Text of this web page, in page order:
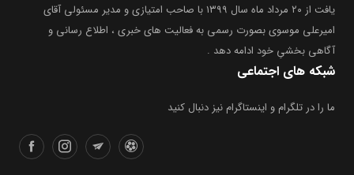
یافت از ۲۰ مرداد ماه سال ۱۳۹۹ با صاحب امتیازی و مدیر مسئولی آقای
امیرعلی موسوی بصورت رسمی به فعالیت های خبری ، اطلاع رسانی و
آگاهی بخشیِ خود ادامه دهد .
شبکه های اجتماعی
ما را در تلگرام و اینستاگرام نیز دنبال کنید